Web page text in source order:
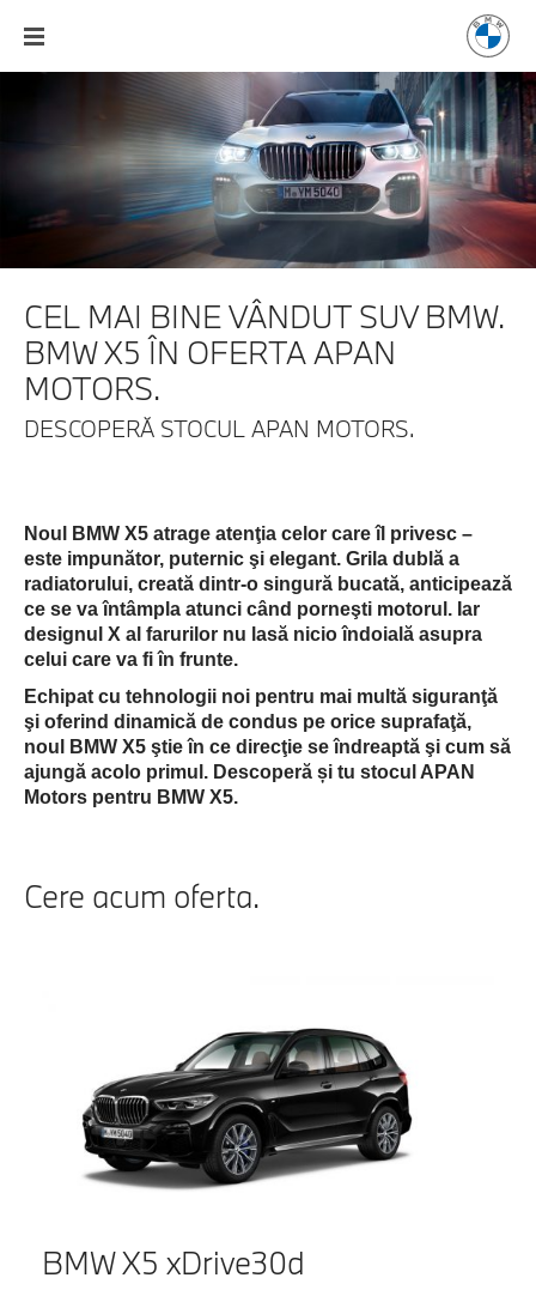
CEL MAI BINE VÂNDUT SUV BMW.
BMW X5 ÎN OFERTA APAN
MOTORS.
DESCOPERĂ STOCUL APAN MOTORS.
Noul BMW X5 atrage atenţia celor care îl privesc –
este impunător, puternic şi elegant. Grila dublă a
radiatorului, creată dintr-o singură bucată, anticipează
ce se va întâmpla atunci când porneşti motorul. Iar
designul X al farurilor nu lasă nicio îndoială asupra
celui care va fi în frunte.
Echipat cu tehnologii noi pentru mai multă siguranţă
şi oferind dinamică de condus pe orice suprafaţă,
noul BMW X5 ştie în ce direcţie se îndreaptă şi cum să
ajungă acolo primul. Descoperă și tu stocul APAN
Motors pentru BMW X5.
Cere acum oferta.
BMW X5 xDrive30d